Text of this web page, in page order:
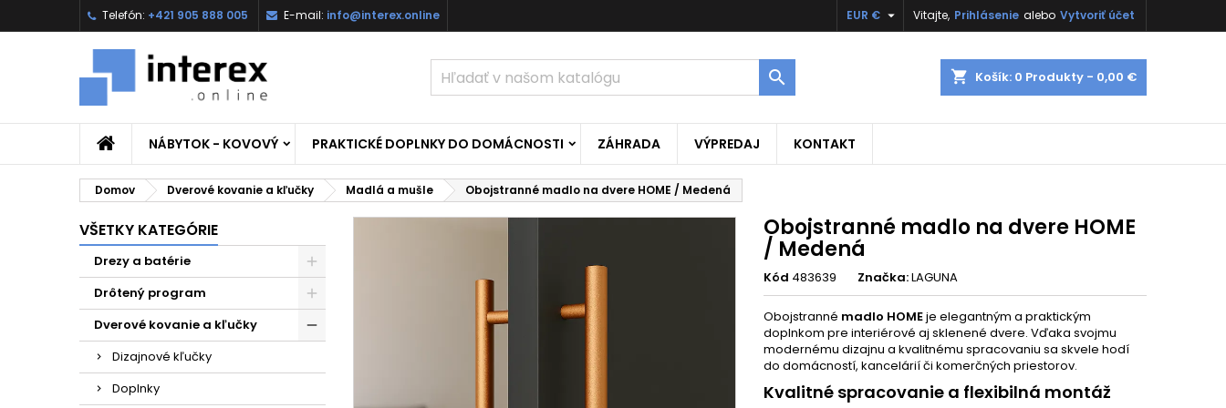
Telefón: +421 905 888 005 E-mail: info@interex.online Vitajte, Prihlásenie alebo Vytvoriť účet
EUR € 
shopping_cart Košík: 0 Produkty - 0,00 €

NÁBYTOK - KOVOVÝ PRAKTICKÉ DOPLNKY DO DOMÁCNOSTI ZÁHRADA VÝPREDAJ KONTAKT
Domov Dverové kovanie a kľučky Madlá a mušle Obojstranné madlo na dvere HOME / Medená
VŠETKY KATEGÓRIE
Drezy a batérie
Drôtený program
Dverové kovanie a kľučky
Dizajnové kľučky
Doplnky
Obojstranné madlo na dvere HOME
/ Medená
Kód 483639 Značka:LAGUNA
Obojstranné madlo HOMEje elegantným a praktickým
doplnkom pre interiérové aj sklenené dvere. Vďaka svojmu
modernému dizajnu a kvalitnému spracovaniu sa skvele hodí
do domácností, kancelárií či komerčných priestorov.
Kvalitné spracovanie a flexibilná montáž